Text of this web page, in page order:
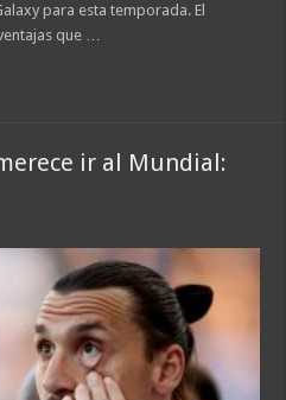
para esta temporada. El
que …
ir al Mundial: